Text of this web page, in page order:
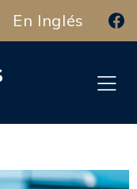
En Inglés